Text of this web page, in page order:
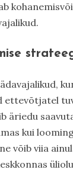
äriedu
kui
võib viia